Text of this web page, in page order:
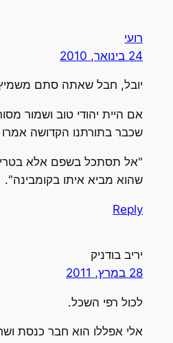
רועי
24 בינואר, 2010
יובל, חבל שאתה סתם
אם היית יהודי טוב ושמור
שכבר בתורתנו הקדושה
"אל תסתכל בשפם אלא
שהוא מביא איתו בקומבינה".
Reply
יריב בודניק
28 במרץ, 2011
לכול רפי השכל.
אלי אפללו הוא חבר כנסת